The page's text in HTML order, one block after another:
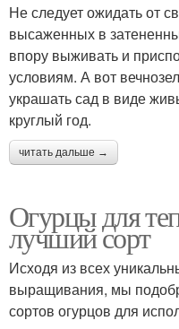
Не следует ожидать от
высаженных в
впору выживать и
условиям. А вот
украшать сад в виде
круглый год.
читать дальше →
Огурцы для
лучший сорт
Исходя из всех
выращивания, мы
сортов огурцов для